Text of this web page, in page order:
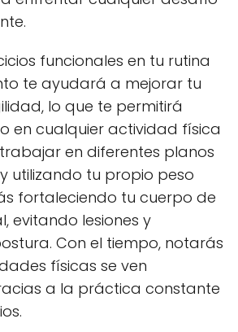
funcionales en tu rutina
te ayudará a mejorar tu
lo que te permitirá
en cualquier actividad física
en diferentes planos
utilizando tu propio peso
fortaleciendo tu cuerpo de
evitando lesiones y
Con el tiempo, notarás
físicas se ven
a la práctica constante